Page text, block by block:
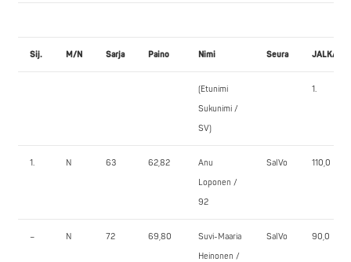
Sij. M/N Sarja Paino Nimi Seura
(Etunimi
Sukunimi /
SV)
1.
1. N 63 62,82
Anu
Loponen /
92
SalVo 110,0
– N 72 69,80
Suvi-Maaria
Heinonen /
SalVo 90,0